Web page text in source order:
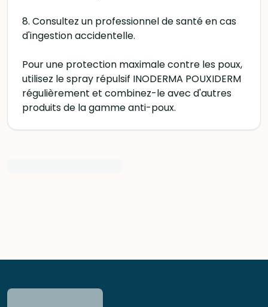
8. Consultez un professionnel de santé en cas
d'ingestion accidentelle.
Pour une protection maximale contre les poux,
utilisez le spray répulsif INODERMA POUXIDERM
régulièrement et combinez-le avec d'autres
produits de la gamme anti-poux.